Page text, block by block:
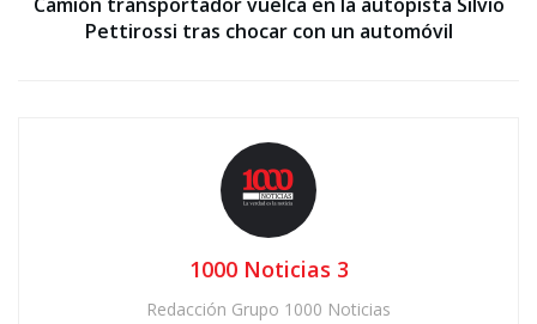
Pettirossi tras chocar con un automóvil
1000 Noticias 3
Redacción Grupo 1000 Noticias